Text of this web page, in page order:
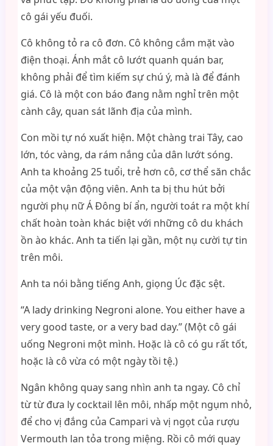
cô gái yếu đuối.
Cô không tỏ ra cô đơn. Cô không cắm mặt vào
điện thoại. Ánh mắt cô lướt quanh quán bar,
không phải để tìm kiếm sự chú ý, mà là để đánh
giá. Cô là một con báo đang nằm nghỉ trên một
cành cây, quan sát lãnh địa của mình.
Con mồi tự nó xuất hiện. Một chàng trai Tây, cao
lớn, tóc vàng, da rám nắng của dân lướt sóng.
Anh ta khoảng 25 tuổi, trẻ hơn cô, cơ thể săn chắc
của một vận động viên. Anh ta bị thu hút bởi
người phụ nữ Á Đông bí ẩn, người toát ra một khí
chất hoàn toàn khác biệt với những cô du khách
ồn ào khác. Anh ta tiến lại gần, một nụ cười tự tin
trên môi.
Anh ta nói bằng tiếng Anh, giọng Úc đặc sệt.
“A lady drinking Negroni alone. You either have a
very good taste, or a very bad day.” (Một cô gái
uống Negroni một mình. Hoặc là cô có gu rất tốt,
hoặc là cô vừa có một ngày tồi tệ.)
Ngân không quay sang nhìn anh ta ngay. Cô chỉ
từ từ đưa ly cocktail lên môi, nhấp một ngụm nhỏ,
để cho vị đắng của Campari và vị ngọt của rượu
Vermouth lan tỏa trong miệng. Rồi cô mới quay